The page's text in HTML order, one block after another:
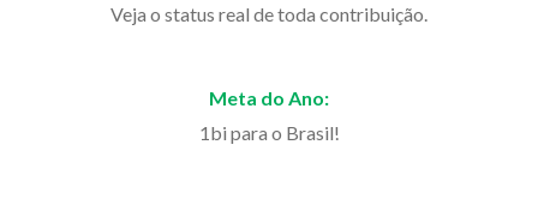
Veja o status real de toda contribuição.
Meta do Ano:
1bi para o Brasil!